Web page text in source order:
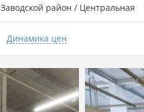
Заводской район / Центральная
Динамика цен